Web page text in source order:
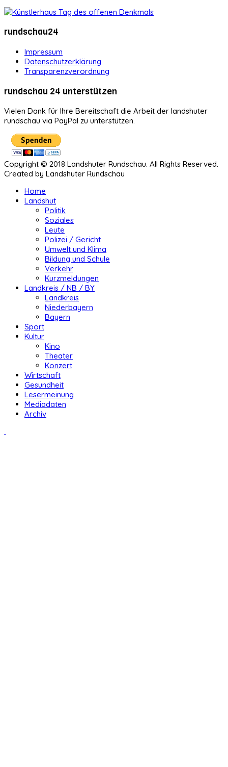
rundschau24
Impressum
Datenschutzerklärung
Transparenzverordnung
rundschau 24 unterstützen
Vielen Dank für Ihre Bereitschaft die Arbeit der landshuter
rundschau via PayPal zu unterstützen.
Copyright © 2018 Landshuter Rundschau. All Rights Reserved.
Created by Landshuter Rundschau
Home
Landshut
Politik
Soziales
Leute
Polizei / Gericht
Umwelt und Klima
Bildung und Schule
Verkehr
Kurzmeldungen
Landkreis / NB / BY
Landkreis
Niederbayern
Bayern
Sport
Kultur
Kino
Theater
Konzert
Wirtschaft
Gesundheit
Lesermeinung
Mediadaten
Archiv